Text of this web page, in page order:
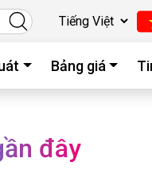
Bảng giá
đây